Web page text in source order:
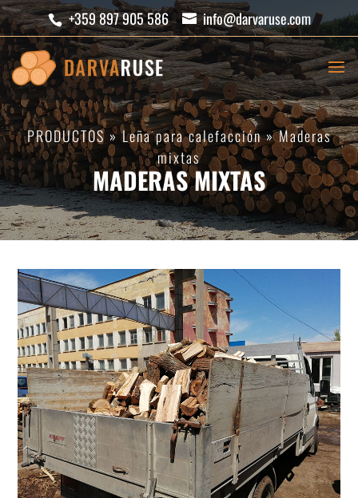
+359 897 905 586 info@darvaruse.com
PRODUCTOS»Leña para calefacción»Maderas
mixtas
MADERAS MIXTAS